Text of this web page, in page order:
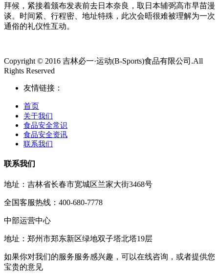
拜候，紧接着颁布发表前去日本奈良，取日本辅弼高市早苗漫
谈。时间紧、行程密、地址特殊，此次会晤很难被理解为一次
通俗的礼仪性互动。
Copyright © 2016 吉林必一·运动(B-Sports)食品有限公司.All
Rights Reserved
友情链接：
首页
关于我们
食品安全常识
食品安全资讯
联系我们
联系我们
地址：吉林省长春市宽城区兰家大街3468号
全国客服热线：400-680-7778
中部运营中心
地址：郑州市郑东新区绿地双子塔北塔19层
如果你对我们的服务服务感兴趣，可以在线咨询，或者提供您
宝贵的意见